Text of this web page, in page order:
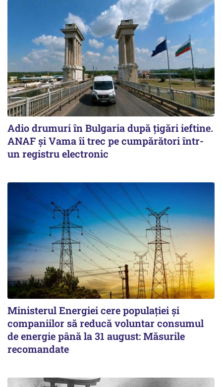
Adio drumuri în Bulgaria după țigări ieftine.
ANAF și Vama îi trec pe cumpărători într-
un registru electronic
Ministerul Energiei cere populației și
companiilor să reducă voluntar consumul
de energie până la 31 august: Măsurile
recomandate